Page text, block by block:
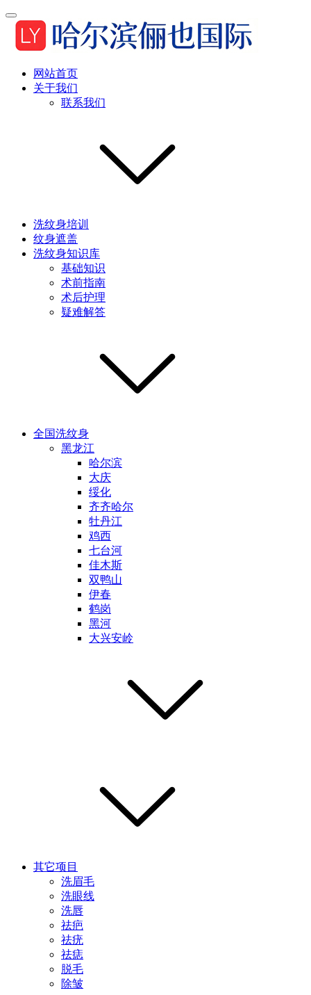
网站首页
关于我们
联系我们
洗纹身培训
纹身遮盖
洗纹身知识库
基础知识
术前指南
术后护理
疑难解答
全国洗纹身
黑龙江
哈尔滨
大庆
绥化
齐齐哈尔
牡丹江
鸡西
七台河
佳木斯
双鸭山
伊春
鹤岗
黑河
大兴安岭
其它项目
洗眉毛
洗眼线
洗唇
祛疤
祛疣
祛痣
脱毛
除皱